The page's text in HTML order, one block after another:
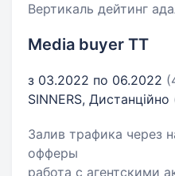
Вертикаль дейтинг
Media buyer TT
з 03.2022 по 06.2022
SINNERS, Дистанційно
Залив трафика через
офферы
работа с агентскими